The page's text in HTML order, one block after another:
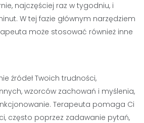
najczęściej raz w tygodniu, i
W tej fazie głównym narzędziem
może stosować również inne
źródeł Twoich trudności,
wzorców zachowań i myślenia,
Terapeuta pomaga Ci
często poprzez zadawanie pytań,